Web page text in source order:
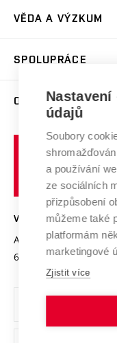
Sport na VUT
Brno
Dny otevřených dveří
Celoživotní vzdělávání
E-přihláška
Harmonogram
Závěrečné práce
Doktorské studium
Zpracování osobních
Sociální bezpečí
Studium bez bariér
Podpora podnikání
VĚDA A VÝZKUM
Mezinárodní vědecká
Systém zajišťování
Výzkumné
Transfer znalostí
Open Science
Projekty
Projekty ze
Specifický výzkum
SPOLUPRÁCE
Zahraniční spolupráce
Spolupráce se školami
Služby univerzity
Mezinárodní dohody
Univerzitní sítě
O UNIVERZITĚ
Profil univerzity
Udržitelná univerzita
Podnikavá univerzita /
Bezpečná univerzita
Vyznamenání
Organizační struktura
Ochrana osobních
VYSOKÉ UČENÍ
Antonínská 548/1
602 00 Brno
údajů
Soubory
a používání
ze sociálních
přizpůsobení
můžeme také
platformám
marketingové
Zjistit více